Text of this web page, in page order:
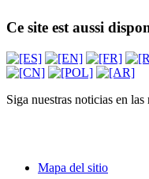
Ce site est aussi
Siga nuestras noticias en las
Mapa del sitio